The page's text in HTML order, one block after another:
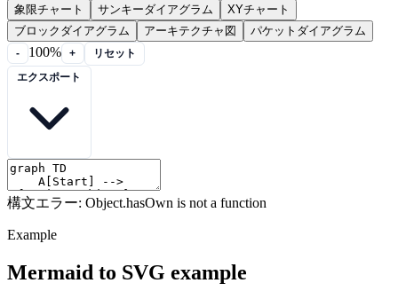
象限チャート
サンキーダイアグラム
XYチャート
ブロックダイアグラム
アーキテクチャ図 パケットダイアグラム
- 100% +
リセット
構文エラー: Object.hasOwn is not a function
Example
Mermaid to SVG example